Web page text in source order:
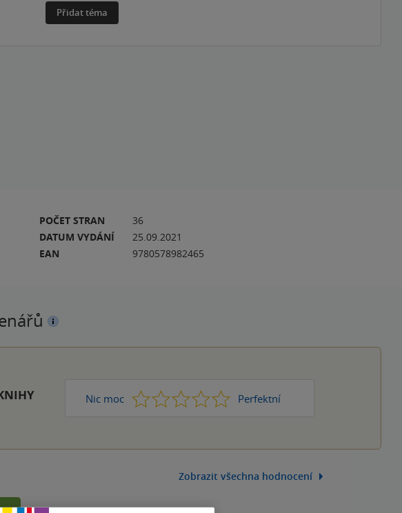
Přidat téma
POČET STRAN
36
DATUM VYDÁNÍ
25.09.2021
EAN
9780578982465
Nic moc 1 2 3 4 Perfektní
5
Zobrazit všechna hodnocení